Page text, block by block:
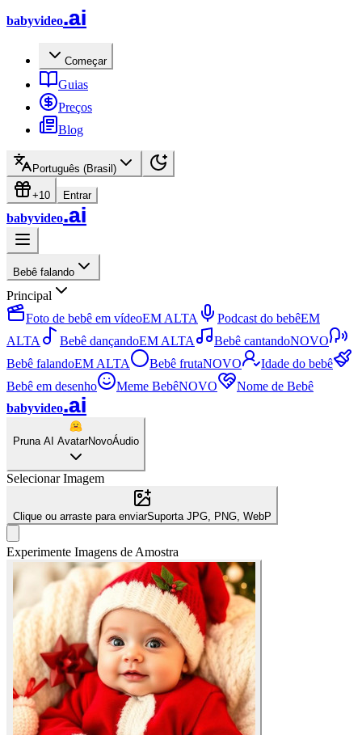
babyvideo.ai
Começar
Guias
Preços
Blog
Português (Brasil)
+10 Entrar
babyvideo.ai
Bebê falando
Principal
Foto de bebê em vídeoEM ALTA Podcast do bebêEM
ALTA
Bebê dançandoEM ALTA Bebê cantandoNOVO
Bebê falandoEM ALTA Bebê frutaNOVO
Idade do bebê
Bebê em desenho
Meme BebêNOVO
Nome de Bebê
babyvideo.ai
Pruna AI AvatarNovoÁudio
Selecionar Imagem
Clique ou arraste para enviarSuporta JPG, PNG, WebP
Experimente Imagens de Amostra